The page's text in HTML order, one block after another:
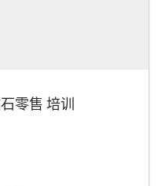
零售 培训